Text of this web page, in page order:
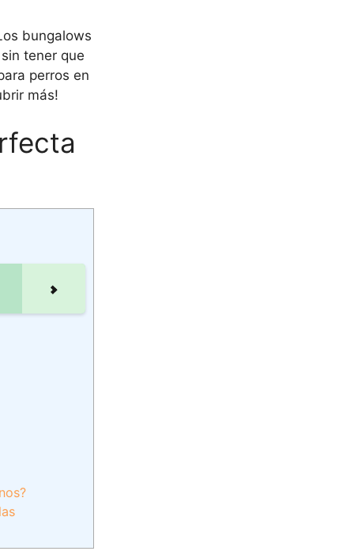
bungalows
tener que
perros en
más!